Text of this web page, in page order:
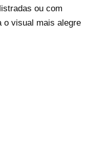
ou com
o visual mais alegre